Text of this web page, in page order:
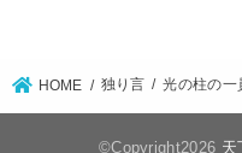
HOME 独り言 光の柱の一
©Copyright2026 天